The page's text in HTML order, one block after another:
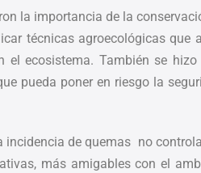
la importancia de la
técnicas agroecológicas que
el ecosistema. También se
pueda poner en riesgo la
incidencia de quemas no
más amigables con el